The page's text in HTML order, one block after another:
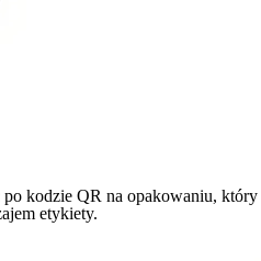
kodzie QR na opakowaniu,
etykiety.